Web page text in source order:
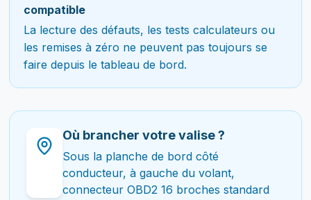
compatible
La lecture des défauts, les tests calculateurs ou
les remises à zéro ne peuvent pas toujours se
faire depuis le tableau de bord.
Où brancher votre valise ?
Sous la planche de bord côté
conducteur, à gauche du volant,
connecteur OBD2 16 broches standard